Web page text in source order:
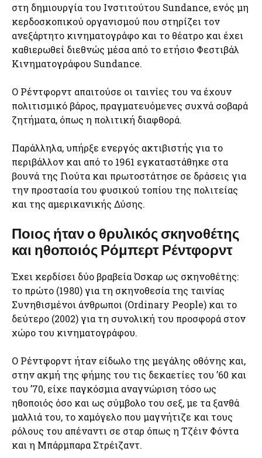
στη δημιουργία του Ινστιτούτου Sundance, ενός μη
κερδοσκοπικού οργανισμού που στηρίζει τον
ανεξάρτητο κινηματογράφο και το θέατρο και έχει
καθιερωθεί διεθνώς μέσα από το ετήσιο Φεστιβάλ
Κινηματογράφου Sundance.
Ο Ρέντφορντ απαιτούσε οι ταινίες του να έχουν
πολιτισμικό βάρος, πραγματευόμενες συχνά σοβαρά
ζητήματα, όπως η πολιτική διαφθορά.
Παράλληλα, υπήρξε ενεργός ακτιβιστής για το
περιβάλλον και από το 1961 εγκαταστάθηκε στα
βουνά της Γιούτα και πρωτοστάτησε σε δράσεις για
την προστασία του φυσικού τοπίου της πολιτείας
και της αμερικανικής Δύσης.
Ποιος ήταν ο θρυλικός σκηνοθέτης
και ηθοποιός Ρόμπερτ Ρέντφορντ
Έχει κερδίσει δύο βραβεία Όσκαρ ως σκηνοθέτης:
το πρώτο (1980) για τη σκηνοθεσία της ταινίας
Συνηθισμένοι άνθρωποι (Ordinary People) και το
δεύτερο (2002) για τη συνολική του προσφορά στον
χώρο του κινηματογράφου.
Ο Ρέντφορντ ήταν είδωλο της μεγάλης οθόνης και,
στην ακμή της φήμης του τις δεκαετίες του ’60 και
του ’70, είχε παγκόσμια αναγνώριση τόσο ως
ηθοποιός όσο και ως σύμβολο του σεξ, με τα ξανθά
μαλλιά του, το χαμόγελο που μαγνήτιζε και τους
ρόλους του απέναντι σε σταρ όπως η Τζέιν Φόντα
και η Μπάρμπαρα Στρέιζαντ.